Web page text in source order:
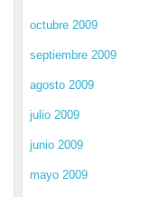
octubre 2009
septiembre 2009
agosto 2009
julio 2009
junio 2009
mayo 2009